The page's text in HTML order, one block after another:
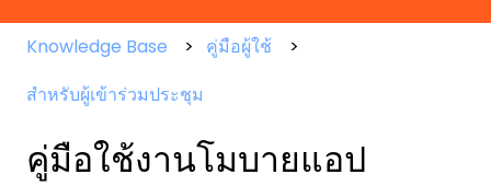
Knowledge Base
คู่มือผู้ใช้
สำหรับผู้เข้าร่วมประชุม
คู่มือใช้งานโมบายแอป